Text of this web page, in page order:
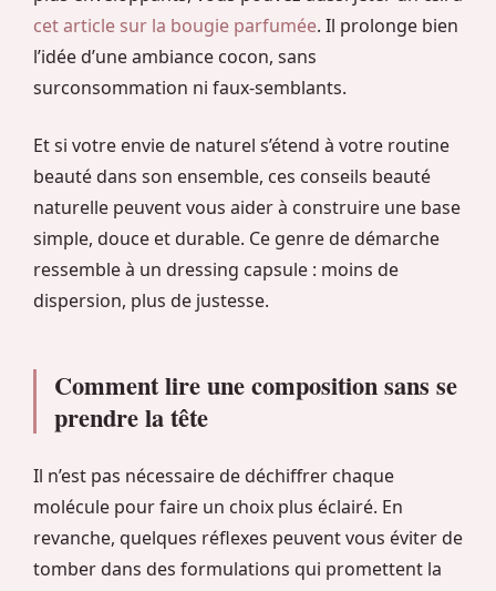
cet article sur la bougie parfumée. Il prolonge bien
l’idée d’une ambiance cocon, sans
surconsommation ni faux-semblants.
Et si votre envie de naturel s’étend à votre routine
beauté dans son ensemble, ces conseils beauté
naturelle peuvent vous aider à construire une base
simple, douce et durable. Ce genre de démarche
ressemble à un dressing capsule : moins de
dispersion, plus de justesse.
Comment lire une composition sans se
prendre la tête
Il n’est pas nécessaire de déchiffrer chaque
molécule pour faire un choix plus éclairé. En
revanche, quelques réflexes peuvent vous éviter de
tomber dans des formulations qui promettent la